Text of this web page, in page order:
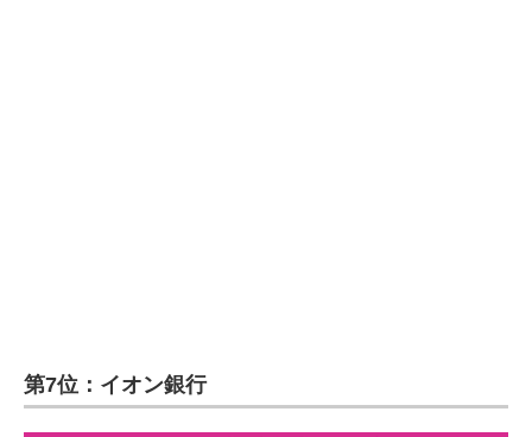
第7位：イオン銀行